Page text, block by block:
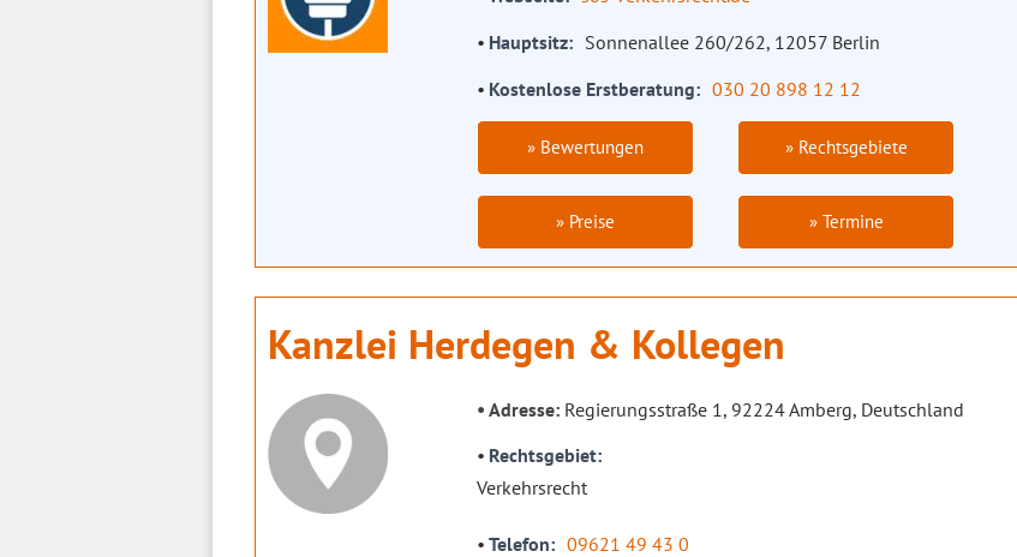
Hauptsitz
Sonnenallee 260/262, 12057 Berlin
Kostenlose Erstberatung
030 20 898 12 12
» Bewertungen » Rechtsgebiete
» Preise » Termine
Kanzlei Herdegen & Kollegen
Adresse: Regierungsstraße 1, 92224 Amberg, Deutschland
Rechtsgebiet
Verkehrsrecht
Telefon
09621 49 43 0